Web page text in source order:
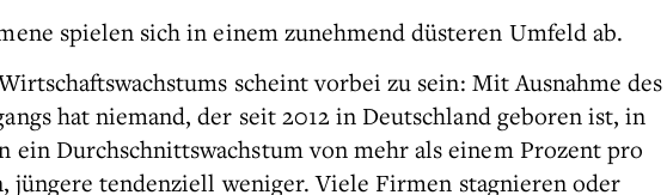
spielen sich in einem zunehmend düsteren Umfeld ab.
scheint vorbei zu sein: Mit Ausnahme des
hat niemand, der seit 2012 in Deutschland geboren ist, in
ein Durchschnittswachstum von mehr als einem Prozent pro
jüngere tendenziell weniger. Viele Firmen stagnieren oder